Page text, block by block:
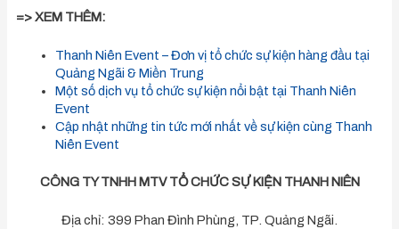
=>XEM THÊM:
Thanh Niên Event – Đơn vị tổ chức sự kiện hàng đầu tại
Quảng Ngãi & Miền Trung
Một số dịch vụ tổ chức sự kiện nổi bật tại Thanh Niên
Event
Cập nhật những tin tức mới nhất về sự kiện cùng Thanh
Niên Event
CÔNG TY TNHH MTV TỔ CHỨC SỰ KIỆN THANH NIÊN
Địa chỉ: 399 Phan Đình Phùng, TP. Quảng Ngãi.